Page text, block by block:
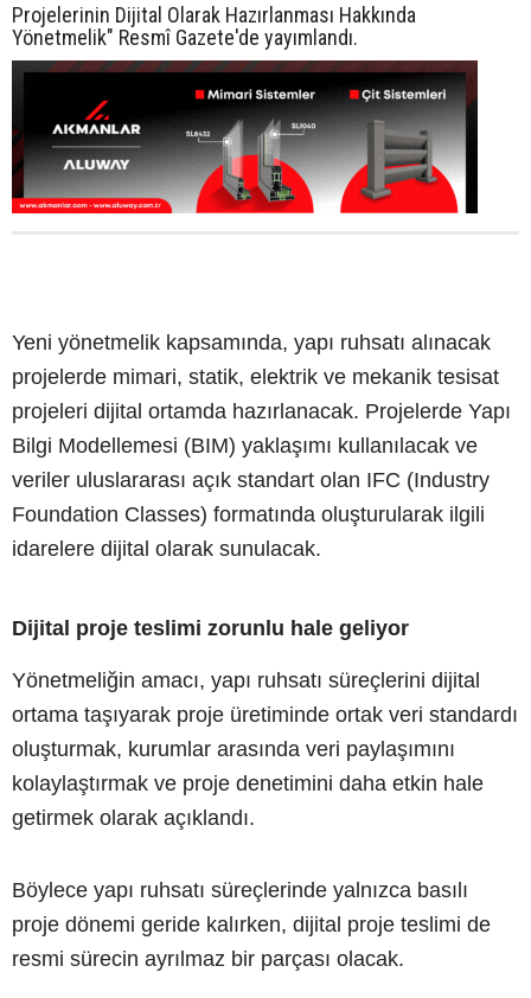
Projelerinin Dijital Olarak Hazırlanması Hakkında
Yönetmelik" Resmî Gazete'de yayımlandı.
Yeni yönetmelik kapsamında, yapı ruhsatı alınacak
projelerde mimari, statik, elektrik ve mekanik tesisat
projeleri dijital ortamda hazırlanacak. Projelerde Yapı
Bilgi Modellemesi (BIM) yaklaşımı kullanılacak ve
veriler uluslararası açık standart olan IFC (Industry
Foundation Classes) formatında oluşturularak ilgili
idarelere dijital olarak sunulacak.
Dijital proje teslimi zorunlu hale geliyor
Yönetmeliğin amacı, yapı ruhsatı süreçlerini dijital
ortama taşıyarak proje üretiminde ortak veri standardı
oluşturmak, kurumlar arasında veri paylaşımını
kolaylaştırmak ve proje denetimini daha etkin hale
getirmek olarak açıklandı.
Böylece yapı ruhsatı süreçlerinde yalnızca basılı
proje dönemi geride kalırken, dijital proje teslimi de
resmi sürecin ayrılmaz bir parçası olacak.